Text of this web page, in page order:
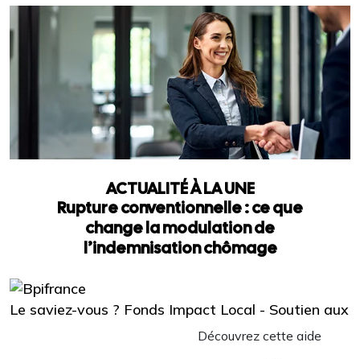
ACTUALITÉ À LA UNE
Rupture conventionnelle : ce que
change la modulation de
l’indemnisation chômage
Le saviez-vous ? Fonds Impact Local - Soutien aux
Découvrez cette aide